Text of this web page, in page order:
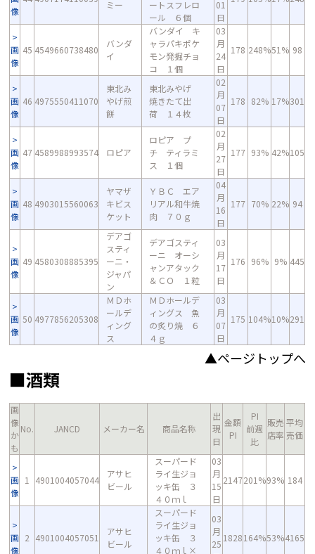
像
ミー
ートスフレロ
ール ６個
01
日
画
像
45 4549660738480
バンダ
イ
バンダイ キ
ャラパキポケ
モン発掘チョ
コ １個
03
月
24
日
178 248%51% 98
画
像
46 4975550411070
東北み
やげ煎
餅
東北みやげ
焼きたて出
荷 １４枚
02
月
07
日
178 82% 17%301
画
像
47 4589988993574 ロピア
ロピア プ
チ ティラミ
ス １個
02
月
27
日
177 93% 42%105
画
像
48 4903015560063
ヤマザ
キビス
ケット
ＹＢＣ エア
リアル和牛焼
肉 ７０ｇ
04
月
16
日
177 70% 22% 94
画
像
49 4580308885395
デアゴ
スティ
ーニ・
ジャパ
ン
デアゴスティ
ーニ オーシ
ャンアタック
＆ＣＯ １粒
03
月
17
日
176 96% 9% 445
画
像
50 4977856205308
ＭＤホ
ールデ
ィング
ス
ＭＤホールデ
ィングス 魚
の炙り焼 ６
４ｇ
03
月
07
日
175 104%10%291
▲ページトップへ
■酒類
画
像
か
も
No. JANCD メーカー名 商品名称
出
現
日
金額
PI
PI
前週
比
販売
店率
平均
売価
画
像
1 4901004057044
アサヒ
ビール
スーパード
ライ生ジョ
ッキ缶 ３
４０ｍｌ
03
月
15
日
2147201%93% 184
画
像
2 4901004057051
アサヒ
ビール
スーパード
ライ生ジョ
ッキ缶 ３
４０ｍｌ×
03
月
25
1828164%53%4165